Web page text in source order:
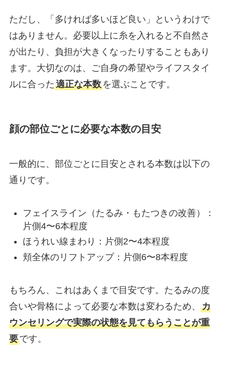
ただし、「多ければ多いほど良い」というわけで
はありません。必要以上に糸を入れると不自然さ
が出たり、負担が大きくなったりすることもあり
ます。大切なのは、ご自身の希望やライフスタイ
ルに合った適正な本数を選ぶことです。
顔の部位ごとに必要な本数の目安
一般的に、部位ごとに目安とされる本数は以下の
通りです。
フェイスライン（たるみ・もたつきの改善）：
片側4〜6本程度
ほうれい線まわり：片側2〜4本程度
頬全体のリフトアップ：片側6〜8本程度
もちろん、これはあくまで目安です。たるみの度
合いや骨格によって必要な本数は変わるため、 カ
ウンセリングで実際の状態を見てもらうことが重
要です。